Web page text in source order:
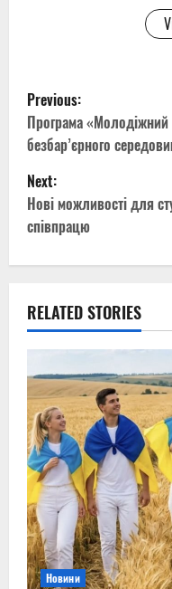
P
o
s
t
n
v
i
g
a
t
i
o
Previous:
Програма
безбар’єрного
Next:
Нові можливості для
співпрацю
RELATED STORIES
Новини